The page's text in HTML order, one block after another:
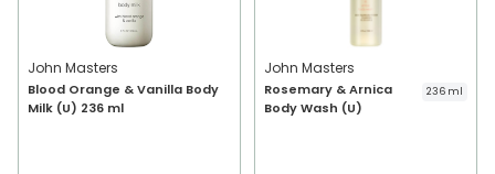
John Masters
Blood Orange & Vanilla Body
Milk (U) 236 ml
John Masters
Rosemary & Arnica
Body Wash (U)
236 ml